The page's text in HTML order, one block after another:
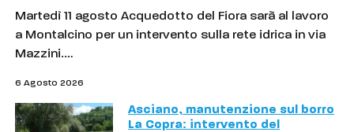
Martedì 11 agosto Acquedotto del Fiora sarà al lavoro
a Montalcino per un intervento sulla rete idrica in via
Mazzini.…
6 Agosto 2026
Asciano, manutenzione sul borro
La Copra: intervento del